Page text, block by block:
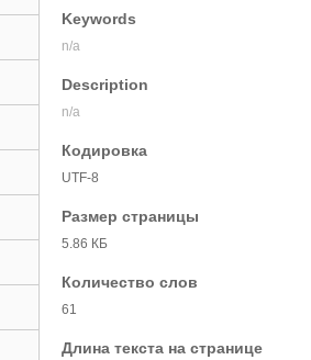
Keywords
n/a
Description
n/a
Кодировка
UTF-8
Размер страницы
5.86 КБ
Количество слов
61
Длина текста на странице